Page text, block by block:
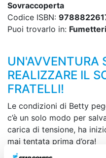
Sovraccoperta
Codice ISBN:
Puoi trovarlo in:
UN'AVVENTURA
REALIZZARE IL
FRATELLI!
Le condizioni di Betty
c’è un solo modo per
carica di tensione, ha
mai tentata prima d’ora!